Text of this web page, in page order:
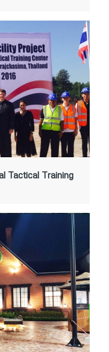
Tactical Training